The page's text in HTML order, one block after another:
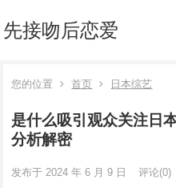
先接吻后恋爱
您的位置 首页 日本综艺
是什么吸引观众关注日
分析解密
发布于 2024 年 6 月 9 日 评论(0)